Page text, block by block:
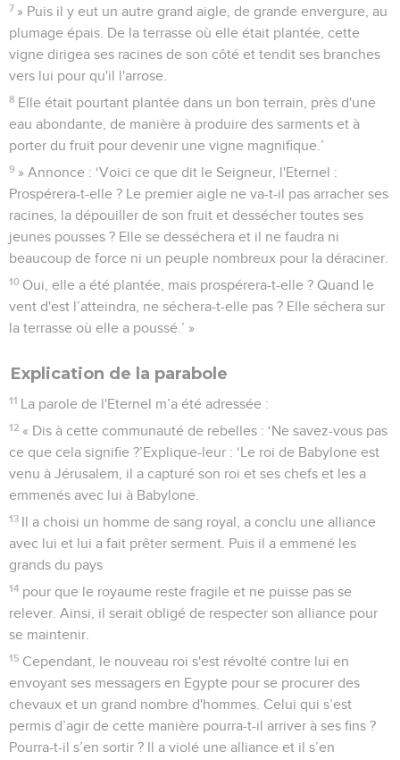
7 » Puis il y eut un autre grand aigle, de grande envergure, au
plumage épais. De la terrasse où elle était plantée, cette
vigne dirigea ses racines de son côté et tendit ses branches
vers lui pour qu'il l'arrose.
8 Elle était pourtant plantée dans un bon terrain, près d'une
eau abondante, de manière à produire des sarments et à
porter du fruit pour devenir une vigne magnifique.’
9 » Annonce : ‘Voici ce que dit le Seigneur, l'Eternel :
Prospérera-t-elle ? Le premier aigle ne va-t-il pas arracher ses
racines, la dépouiller de son fruit et dessécher toutes ses
jeunes pousses ? Elle se desséchera et il ne faudra ni
beaucoup de force ni un peuple nombreux pour la déraciner.
10 Oui, elle a été plantée, mais prospérera-t-elle ? Quand le
vent d'est l’atteindra, ne séchera-t-elle pas ? Elle séchera sur
la terrasse où elle a poussé.’ »
Explication de la parabole
11 La parole de l'Eternel m’a été adressée :
12 « Dis à cette communauté de rebelles : ‘Ne savez-vous pas
ce que cela signifie ?’Explique-leur : ‘Le roi de Babylone est
venu à Jérusalem, il a capturé son roi et ses chefs et les a
emmenés avec lui à Babylone.
13 Il a choisi un homme de sang royal, a conclu une alliance
avec lui et lui a fait prêter serment. Puis il a emmené les
grands du pays
14 pour que le royaume reste fragile et ne puisse pas se
relever. Ainsi, il serait obligé de respecter son alliance pour
se maintenir.
15 Cependant, le nouveau roi s'est révolté contre lui en
envoyant ses messagers en Egypte pour se procurer des
chevaux et un grand nombre d'hommes. Celui qui s’est
permis d’agir de cette manière pourra-t-il arriver à ses fins ?
Pourra-t-il s’en sortir ? Il a violé une alliance et il s’en